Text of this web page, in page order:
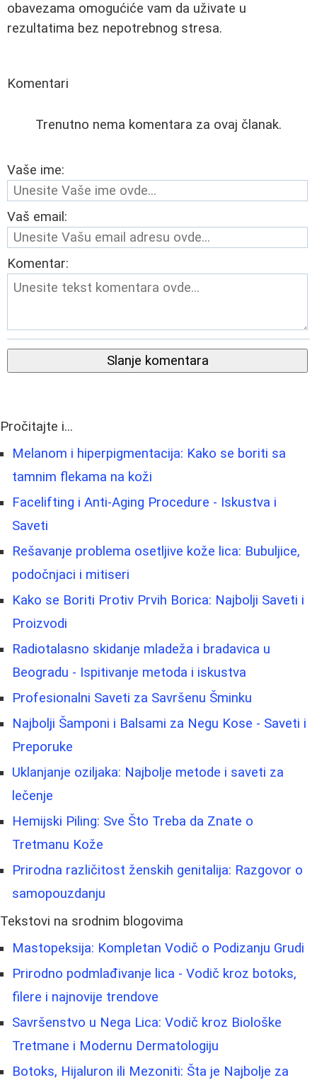
obavezama omogućiće vam da uživate u
rezultatima bez nepotrebnog stresa.
Komentari
Trenutno nema komentara za ovaj članak.
Vaše ime:
Vaš email:
Komentar:
Slanje komentara
Pročitajte i...
Melanom i hiperpigmentacija: Kako se boriti sa
tamnim flekama na koži
Facelifting i Anti-Aging Procedure - Iskustva i
Saveti
Rešavanje problema osetljive kože lica: Bubuljice,
podočnjaci i mitiseri
Kako se Boriti Protiv Prvih Borica: Najbolji Saveti i
Proizvodi
Radiotalasno skidanje mladeža i bradavica u
Beogradu - Ispitivanje metoda i iskustva
Profesionalni Saveti za Savršenu Šminku
Najbolji Šamponi i Balsami za Negu Kose - Saveti i
Preporuke
Uklanjanje oziljaka: Najbolje metode i saveti za
lečenje
Hemijski Piling: Sve Što Treba da Znate o
Tretmanu Kože
Prirodna različitost ženskih genitalija: Razgovor o
samopouzdanju
Tekstovi na srodnim blogovima
Mastopeksija: Kompletan Vodič o Podizanju Grudi
Prirodno podmlađivanje lica - Vodič kroz botoks,
filere i najnovije trendove
Savršenstvo u Nega Lica: Vodič kroz Biološke
Tretmane i Modernu Dermatologiju
Botoks, Hijaluron ili Mezoniti: Šta je Najbolje za